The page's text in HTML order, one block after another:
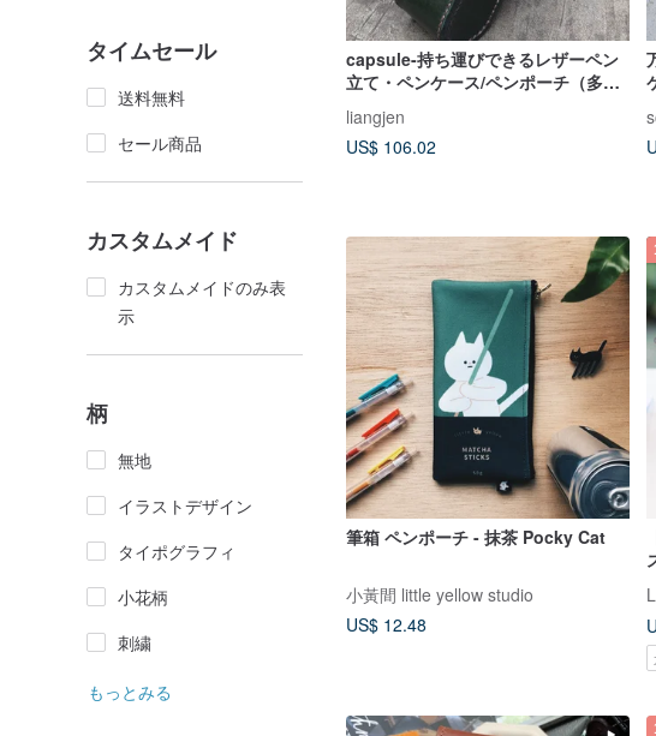
タイムセール
送料無料
セール商品
カスタムメイド
カスタムメイドのみ表
示
柄
無地
イラストデザイン
タイポグラフィ
小花柄
刺繍
もっとみる
capsule-持ち運びできるレザーペン
立て・ペンケース/ペンポーチ（多色
展開）
liangjen
US$ 106.02
筆箱 ペンポーチ - 抹茶 Pocky Cat
小黃間 little yellow studio
US$ 12.48